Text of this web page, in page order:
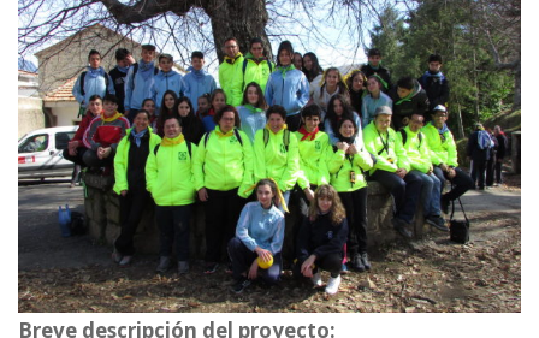
Breve descripción del proyecto: